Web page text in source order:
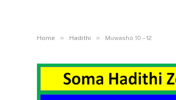
Home » Hadithi » Muwasho 10 – 12